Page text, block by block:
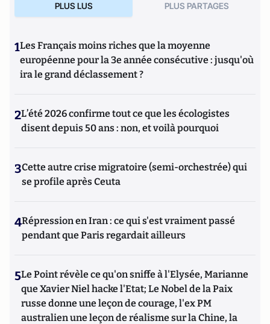
PLUS LUS PLUS PARTAGES
1Les Français moins riches que la moyenne
européenne pour la 3e année consécutive : jusqu'où
ira le grand déclassement ?
2L’été 2026 confirme tout ce que les écologistes
disent depuis 50 ans : non, et voilà pourquoi
3Cette autre crise migratoire (semi-orchestrée) qui
se profile après Ceuta
4Répression en Iran : ce qui s'est vraiment passé
pendant que Paris regardait ailleurs
5Le Point révèle ce qu'on sniffe à l'Elysée, Marianne
que Xavier Niel hacke l'Etat; Le Nobel de la Paix
russe donne une leçon de courage, l'ex PM
australien une leçon de réalisme sur la Chine, la